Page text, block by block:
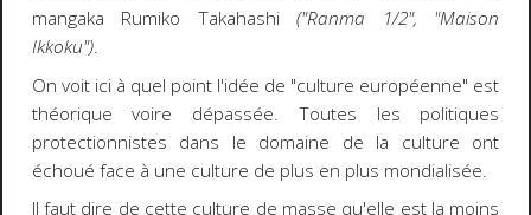
mangaka Rumiko Takahashi("Ranma 1/2", "Maison
Ikkoku").
On voit ici à quel point l'idée de "culture européenne" est
théorique voire dépassée. Toutes les politiques
protectionnistes dans le domaine de la culture ont
échoué face à une culture de plus en plus mondialisée.
Il faut dire de cette culture de masse qu'elle est la moins